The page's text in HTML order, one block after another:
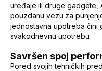
uređaje ili druge gadgete,
pouzdanu vezu za
jednostavna upotreba čini
svakodnevnu upotrebu.
Savršen spoj
Pored svojih tehničkih